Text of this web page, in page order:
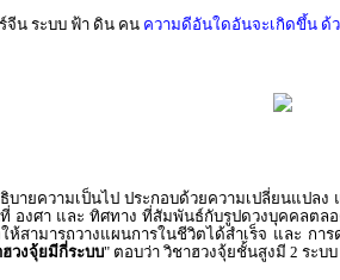
จีน ระบบ ฟ้า ดิน คน ความดีอันใดอันจะเกิดขึ้น ด้
ายความเป็นไป ประกอบด้วยความเปลี่ยนแป
งศา และ ทิศทาง ที่สัมพันธ์กับรูปดวงบุคคลต
ามารถวางแผนการในชีวิตได้สำเร็จ และ กา
วงจุ้ยมีกี่ระบบ" ตอบว่า วิชาฮวงจุ้ยชั้นสูงมี 2 ระบ